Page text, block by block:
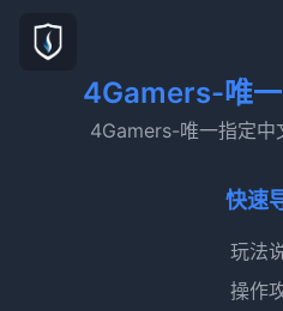
4Gamers-唯
4Gamers-唯一指定中
快速
玩法
操作